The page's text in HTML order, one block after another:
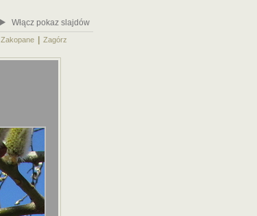
Włącz pokaz slajdów
Zakopane Zagórz